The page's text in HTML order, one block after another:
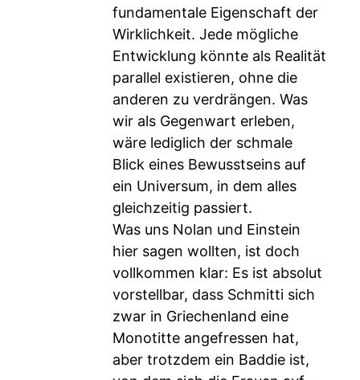
fundamentale Eigenschaft der
Wirklichkeit. Jede mögliche
Entwicklung könnte als Realität
parallel existieren, ohne die
anderen zu verdrängen. Was
wir als Gegenwart erleben,
wäre lediglich der schmale
Blick eines Bewusstseins auf
ein Universum, in dem alles
gleichzeitig passiert.
Was uns Nolan und Einstein
hier sagen wollten, ist doch
vollkommen klar: Es ist absolut
vorstellbar, dass Schmitti sich
zwar in Griechenland eine
Monotitte angefressen hat,
aber trotzdem ein Baddie ist,